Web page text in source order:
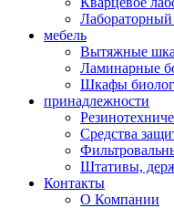
Лабораторный
мебель
Вытяжные
Ламинарные
Шкафы
принадлежности
Средства
Штативы,
Контакты
О Компании